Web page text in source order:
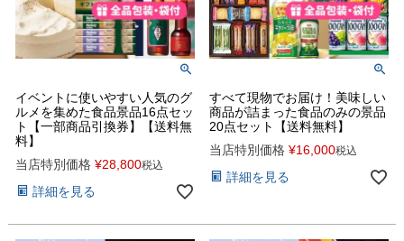
イベントに使いやすい人気のグ
ルメを集めた食品景品16点セッ
ト【一部商品引換券】【送料無
料】
当店特別価格 ¥28,800税込
詳細を見る
すべて現物でお届け！美味しい
商品が詰まった食品のみの景品
20点セット【送料無料】
当店特別価格 ¥16,000税込
詳細を見る